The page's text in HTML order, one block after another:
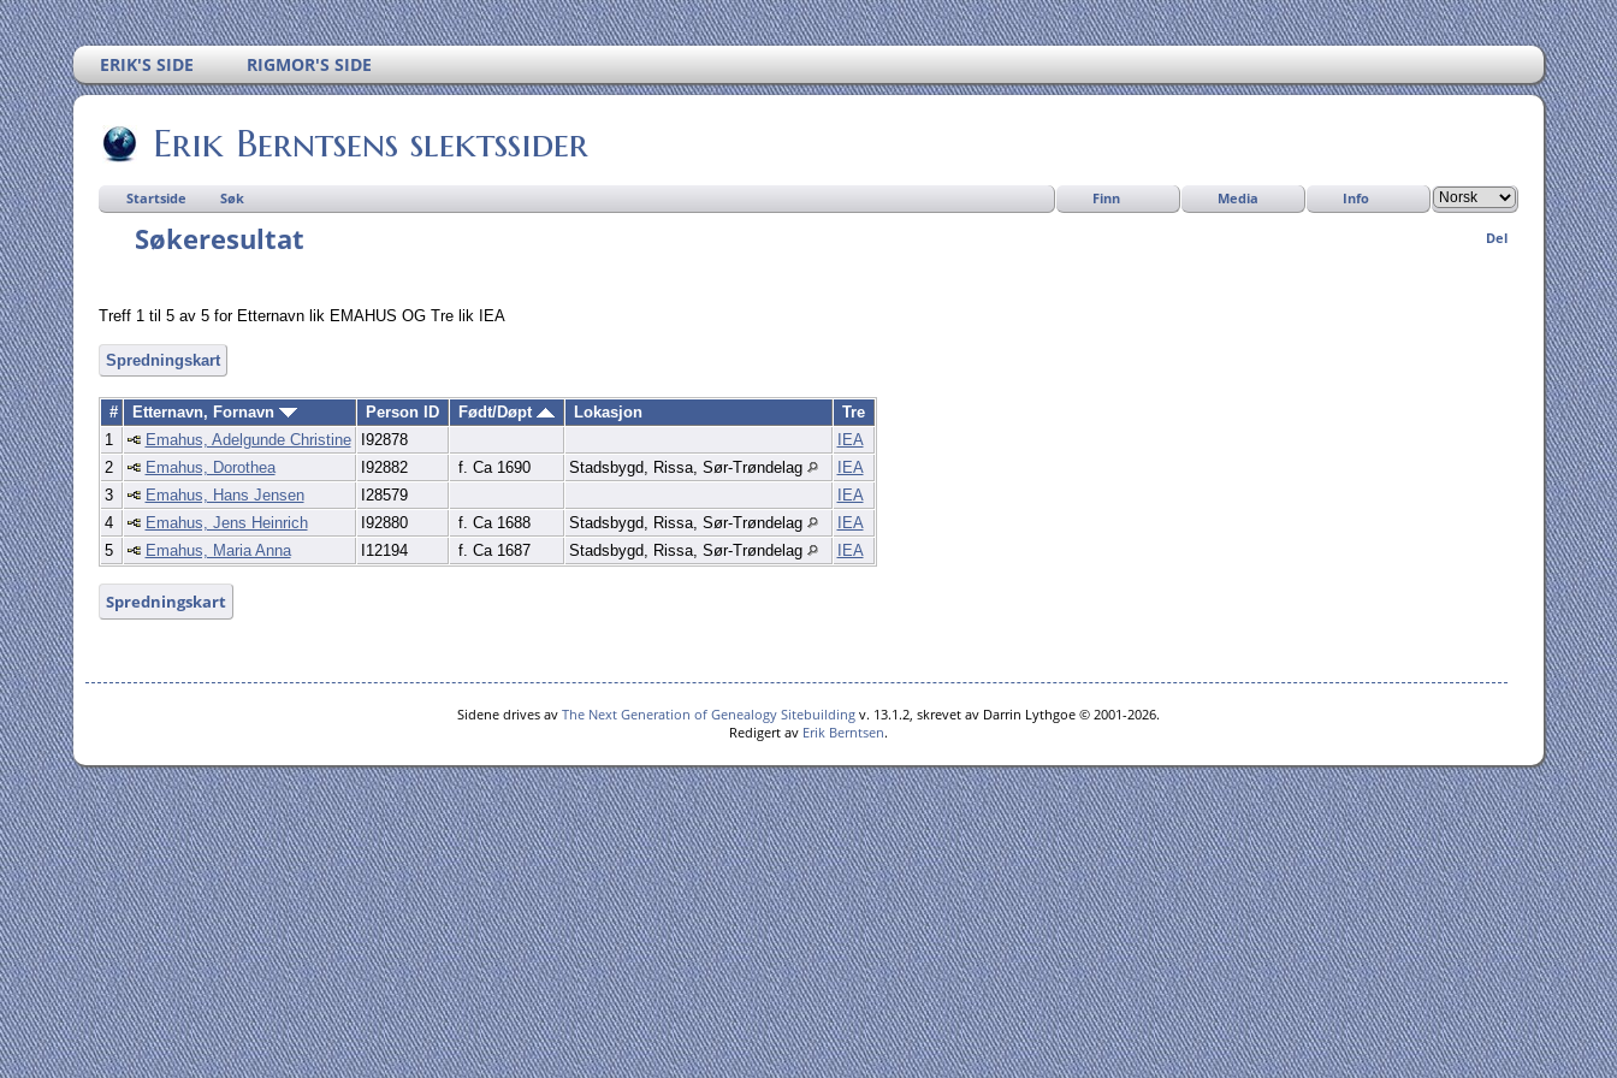
ERIK'S SIDE RIGMOR'S SIDE
Erik Berntsens slektssider
Startside Søk Finn Media Info
Del
Søkeresultat
Treff 1 til 5 av 5 for Etternavn lik EMAHUS OG Tre lik IEA
Spredningskart
# Etternavn, Fornavn Person ID Født/Døpt Lokasjon
Tre
1
Emahus, Adelgunde Christine I92878
IEA
2
Emahus, Dorothea I92882 f. Ca 1690 Stadsbygd, Rissa, Sør-Trøndelag
IEA
3
Emahus, Hans Jensen I28579
IEA
4
Emahus, Jens Heinrich I92880 f. Ca 1688 Stadsbygd, Rissa, Sør-Trøndelag
IEA
5
Emahus, Maria Anna I12194 f. Ca 1687 Stadsbygd, Rissa, Sør-Trøndelag IEA
Spredningskart
Sidene drives av The Next Generation of Genealogy Sitebuilding v. 13.1.2, skrevet av Darrin Lythgoe © 2001-2026.
Redigert av Erik Berntsen.